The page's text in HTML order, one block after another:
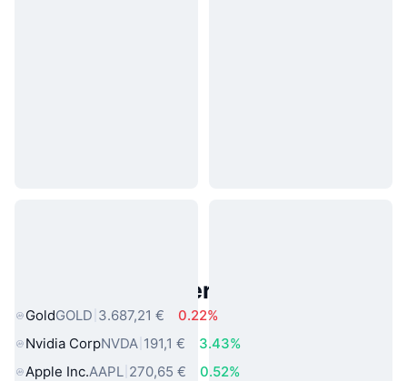
Beliebte reale Vermögenswerte
GoldGOLD 3.687,21 €
0.22%
Nvidia CorpNVDA 191,1 €
3.43%
Apple Inc.AAPL 270,65 €
0.52%